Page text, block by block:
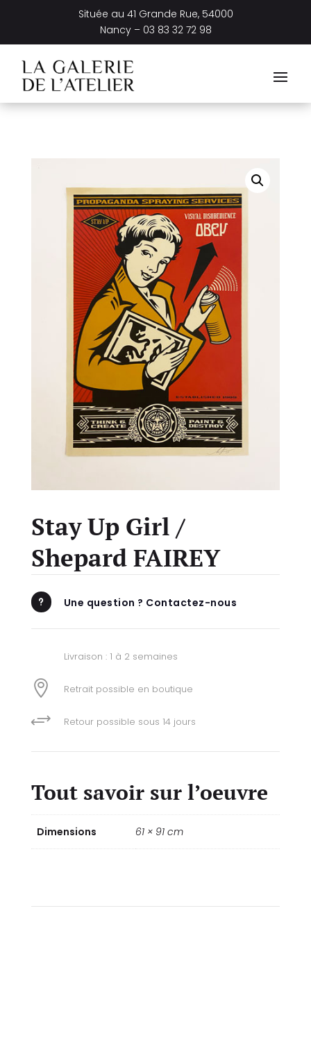
Située au 41 Grande Rue, 54000
Nancy – 03 83 32 72 98
Stay Up Girl /
Shepard FAIREY
u Une question ? Contactez-nous
Livraison : 1 à 2 semaines
 Retrait possible en boutique
+ Retour possible sous 14 jours
Tout savoir sur l’oeuvre
Dimensions 61 × 91 cm